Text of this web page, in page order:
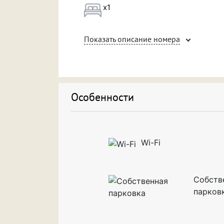
остановки, что упрощает исследование
новобрачных
Подходит
x1
Показать описание номера
Особенности
Wi-Fi